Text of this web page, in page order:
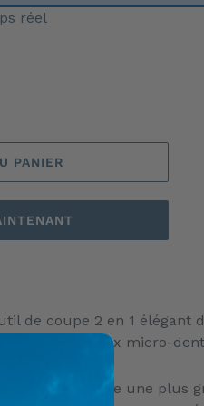
réel
PANIER
de coupe 2 en 1 élégant
cm et de ciseaux micro-
lame Tanto offre une plus